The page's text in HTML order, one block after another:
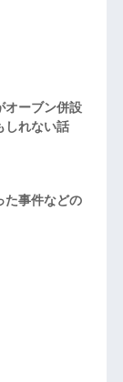
オーブン併設
しれない話
た事件などの